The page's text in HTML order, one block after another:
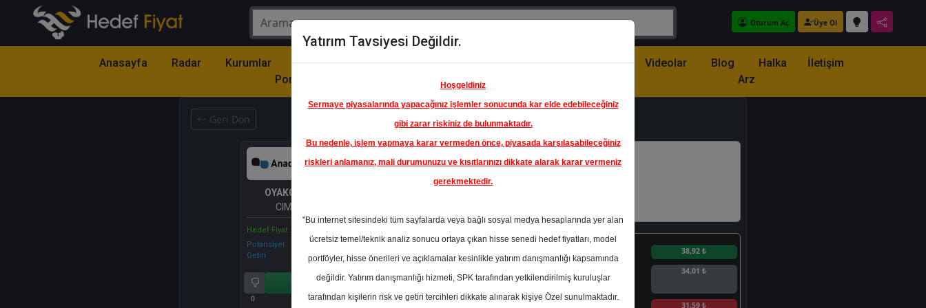
Oturum Aç Üye Ol
Anasayfa Radar Kurumlar
Model
Portföy
Hisse
Öne
Çıkanlar
Raporlar Partnerlerimiz Videolar Blog
Halka
Arz
İletişim
Geri Dön
OYAKC
CIMENTO
Hedef Fiyat
Potansiyel
Getiri
%52.67
0 2
En Yüksek Tahmin 38,92 ₺
Ortalama Fiyat
Tahmini
34,01 ₺
31,59 ₺
Yatırım Tavsiyesi Değildir.
Hoşgeldiniz
Sermaye piyasalarında yapacağınız işlemler sonucunda kar elde edebileceğiniz
gibi zarar riskiniz de bulunmaktadır.
Bu nedenle, işlem yapmaya karar vermeden önce, piyasada karşılaşabileceğiniz
riskleri anlamanız, mali durumunuzu ve kısıtlarınızı dikkate alarak karar vermeniz
gerekmektedir.
"Bu internet sitesindeki tüm sayfalarda veya bağlı sosyal medya hesaplarında yer alan
ücretsiz temel/teknik analiz sonucu ortaya çıkan hisse senedi hedef fiyatları, model
portföyler, hisse önerileri ve açıklamalar kesinlikle yatırım danışmanlığı kapsamında
değildir. Yatırım danışmanlığı hizmeti, SPK tarafından yetkilendirilmiş kuruluşlar
tarafından kişilerin risk ve getiri tercihleri dikkate alınarak kişiye Özel sunulmaktadır.